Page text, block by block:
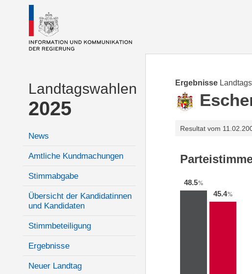
Landtagswahlen
2025
News
Amtliche Kundmachungen
Stimmabgabe
Übersicht der Kandidatinnen
und Kandidaten
Stimmbeteiligung
Ergebnisse
Neuer Landtag
Ergebnisse
Resultat vom
48.5%
45.4%